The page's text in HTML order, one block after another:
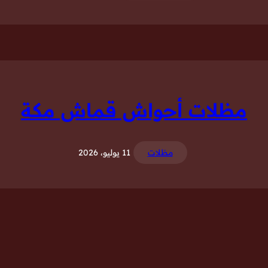
مظلات أحواش قماش مكة
مظلات 11 يوليو، 2026